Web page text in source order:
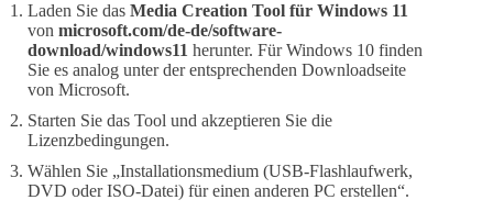
Laden Sie das Media Creation Tool für Windows 11
von microsoft.com/de-de/software-
download/windows11 herunter. Für Windows 10 finden
Sie es analog unter der entsprechenden Downloadseite
von Microsoft.
Starten Sie das Tool und akzeptieren Sie die
Lizenzbedingungen.
Wählen Sie „Installationsmedium (USB-Flashlaufwerk,
DVD oder ISO-Datei) für einen anderen PC erstellen“.